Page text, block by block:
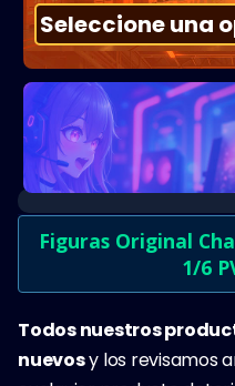
Figuras Original
1/6
Todos nuestros
nuevosy los revisamos